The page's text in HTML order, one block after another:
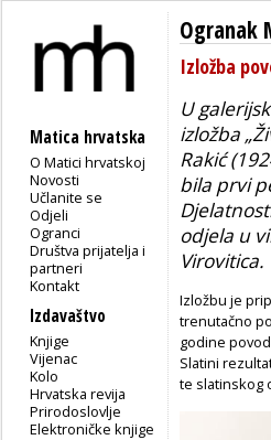
Matica hrvatska
O Matici hrvatskoj
Novosti
Učlanite se
Odjeli
Ogranci
Društva prijatelja i
partneri
Kontakt
Izdavaštvo
Knjige
Vijenac
Kolo
Hrvatska revija
Prirodoslovlje
Elektroničke knjige
Ogranak
Izložba
U
izložba
Rakić
bila prvi
odjela u
Virovitica.
Izložbu je
trenutačno
godine
Slatini
te slatinskog